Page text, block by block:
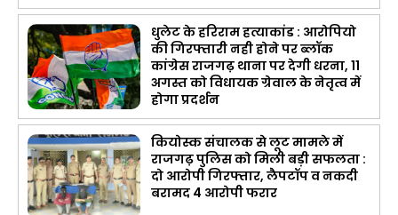
धुलेट के हरिराम हत्याकांड : आरोपियो
की गिरफ्तारी नही होने पर ब्लॉक
कांग्रेस राजगढ़ थाना पर देगी धरना, 11
अगस्त को विधायक ग्रेवाल के नेतृत्व में
होगा प्रदर्शन
कियोस्क संचालक से लूट मामले में
राजगढ़ पुलिस को मिली बड़ी सफलता :
दो आरोपी गिरफ्तार, लैपटॉप व नकदी
बरामद 4 आरोपी फरार